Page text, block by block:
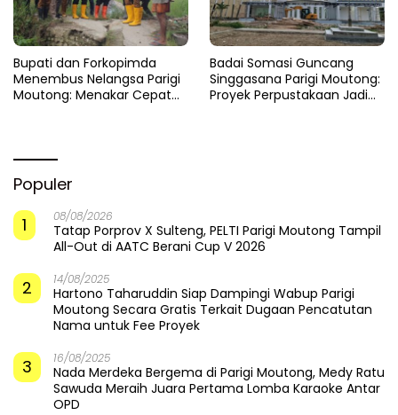
​Bupati dan Forkopimda
Menembus Nelangsa Parigi
Moutong: Menakar Cepat
Badai Somasi Guncang
Singgasana Parigi Moutong:
Proyek Perpustakaan Jadi
Populer
1
08/08/2026
Tatap Porprov X Sulteng, PELTI Parigi Moutong Tampil
All-Out di AATC Berani Cup V 2026
2 14/08/2025
Hartono Taharuddin Siap Dampingi Wabup Parigi
Moutong Secara Gratis Terkait Dugaan Pencatutan
Nama untuk Fee Proyek
3 16/08/2025
Nada Merdeka Bergema di Parigi Moutong, Medy Ratu
Sawuda Meraih Juara Pertama Lomba Karaoke Antar
OPD